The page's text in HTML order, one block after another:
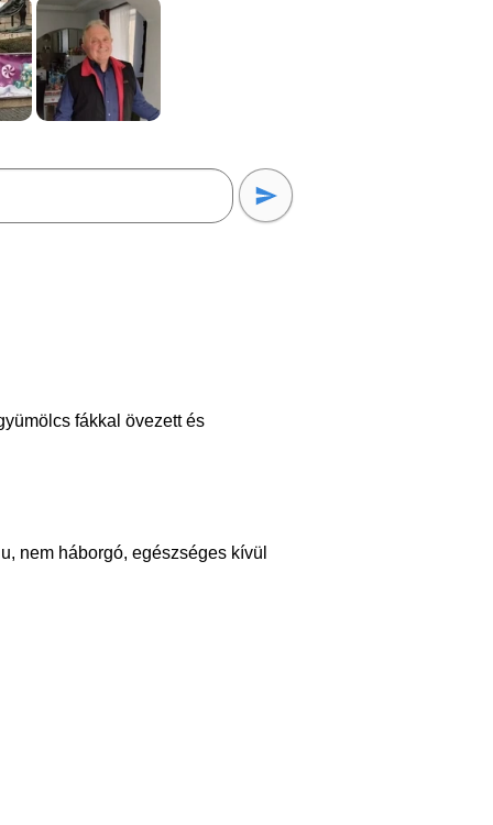
fákkal övezett és
nem háborgó, egészséges kívül